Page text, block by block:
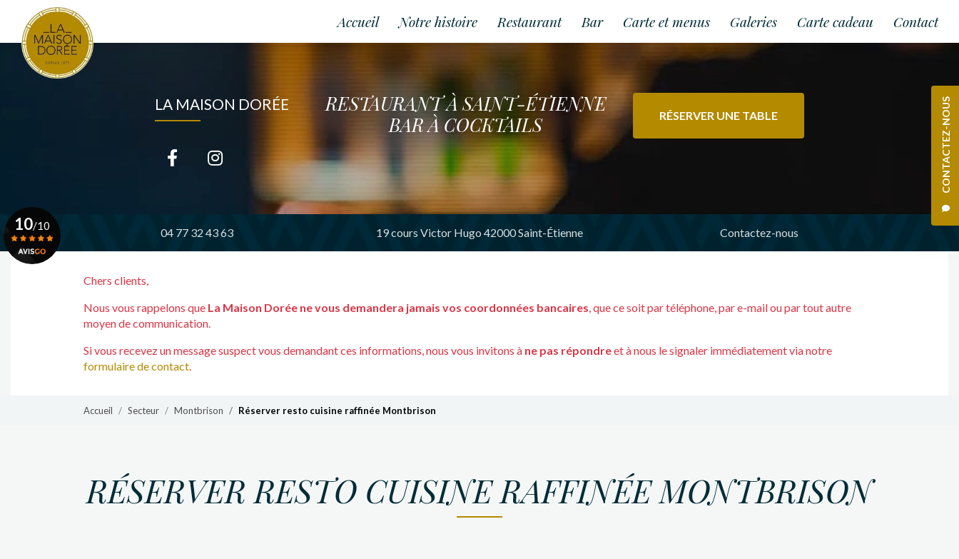
contenu
principal
CONTACTEZ-NOUS
Navigation principale
Accueil Notre histoire Restaurant Bar Carte et menus Galeries Carte cadeau Contact
LA MAISON DORÉE
RESTAURANT À SAINT-ÉTIENNE
BAR À COCKTAILS
RÉSERVER UNE TABLE
04 77 32 43 63 19 cours Victor Hugo 42000 Saint-Étienne Contactez-nous
10/10
Chers clients,
Nous vous rappelons que La Maison Dorée ne vous demandera jamais vos coordonnées bancaires, que ce soit par téléphone, par e-mail ou par tout autre
moyen de communication.
Si vous recevez un message suspect vous demandant ces informations, nous vous invitons à ne pas répondreet à nous le signaler immédiatement via notre
formulaire de contact.
Accueil Secteur Montbrison Réserver resto cuisine raffinée Montbrison
RÉSERVER RESTO CUISINE RAFFINÉE MONTBRISON